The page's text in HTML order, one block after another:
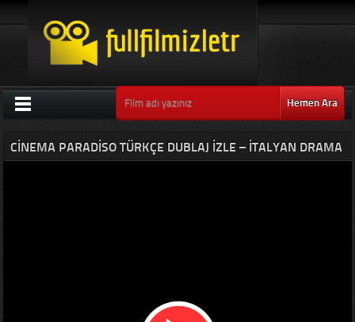
Hemen Ara
CINEMA PARADISO TÜRKÇE DUBLAJ IZLE – İTALYAN DRAMA